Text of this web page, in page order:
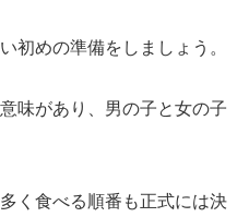
初めの準備をしましょう。
味があり、男の子と女の子
く食べる順番も正式には決